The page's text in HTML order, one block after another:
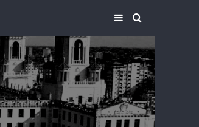
BARRA LATERAL
BUSCAR